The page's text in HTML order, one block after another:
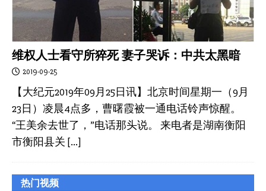
维权人士看守所猝死 妻子哭诉：中共太黑暗
2019-09-25
【大纪元2019年09月25日讯】北京时间星期一（9月
23日）凌晨4点多，曹曙霞被一通电话铃声惊醒。
“王美余去世了，”电话那头说。 来电者是湖南衡阳
市衡阳县关 […]
热门视频